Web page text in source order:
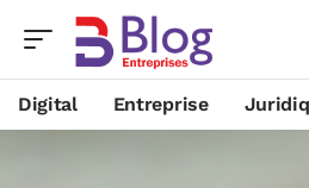
Digital Entreprise